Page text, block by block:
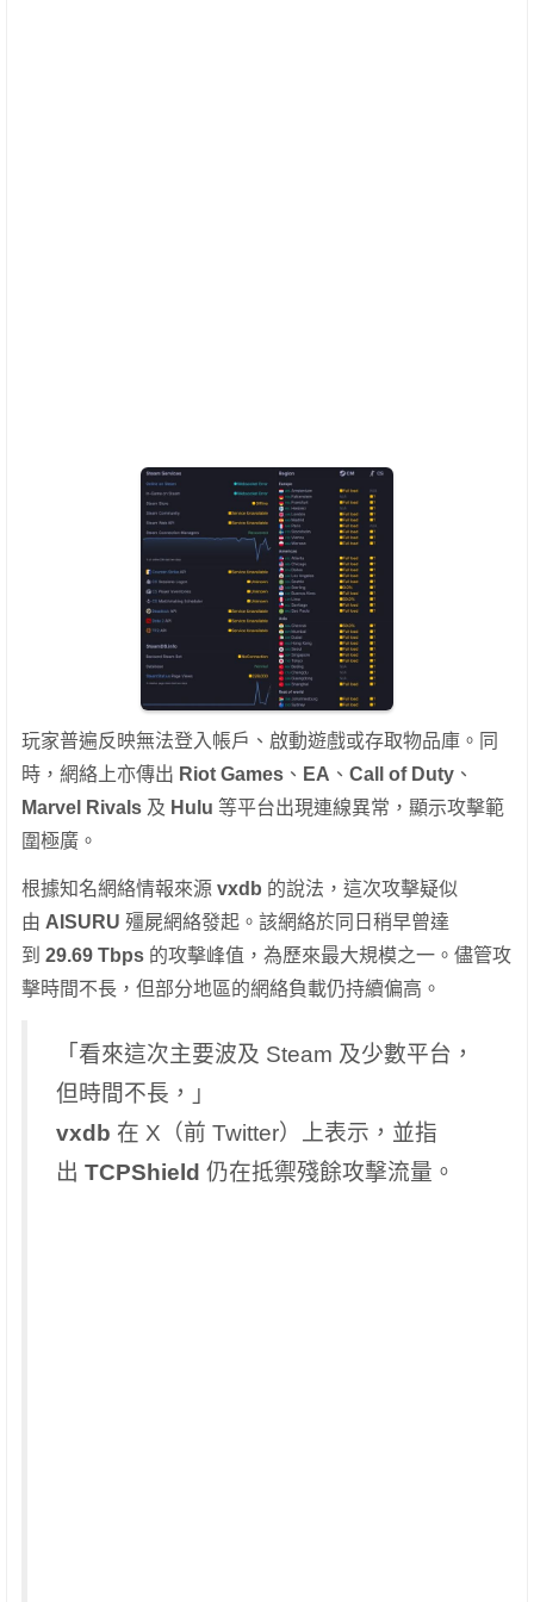
玩家普遍反映無法登入帳戶、啟動遊戲或存取物品庫。同
時，網絡上亦傳出 Riot Games 、 EA 、 Call of Duty 、
Marvel Rivals 及 Hulu 等平台出現連線異常，顯示攻擊範
圍極廣。
根據知名網絡情報來源 vxdb 的說法，這次攻擊疑似
由 AISURU 殭屍網絡發起。該網絡於同日稍早曾達
到 29.69 Tbps 的攻擊峰值，為歷來最大規模之一。儘管攻
擊時間不長，但部分地區的網絡負載仍持續偏高。
「看來這次主要波及 Steam 及少數平台，
但時間不長，」
vxdb 在 X（前 Twitter）上表示，並指
出 TCPShield 仍在抵禦殘餘攻擊流量。